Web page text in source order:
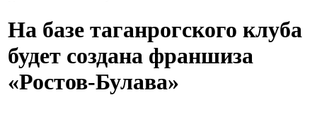
На базе таганрогского клуба
будет создана франшиза
«Ростов-Булава»